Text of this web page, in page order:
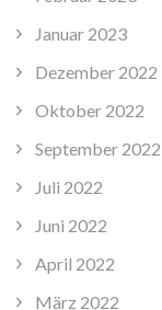
Januar 2023
Dezember 2022
Oktober 2022
September 2022
Juli 2022
Juni 2022
April 2022
März 2022